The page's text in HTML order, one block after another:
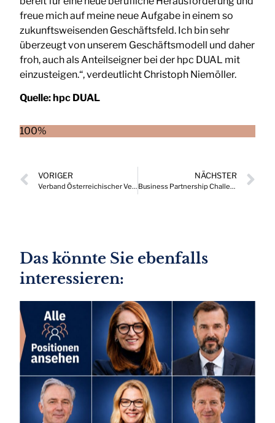
freue mich auf meine neue Aufgabe in einem so
zukunftsweisenden Geschäftsfeld. Ich bin sehr
überzeugt von unserem Geschäftsmodell und daher
froh, auch als Anteilseigner bei der hpc DUAL mit
einzusteigen.“, verdeutlicht Christoph Niemöller.
Quelle:hpc DUAL
100%
VORIGER
Verband Österreichischer Versicherungsmakler (VÖVM) erhält neuen Präsidenten
NÄCHSTER
Business Partnership Challenge 2024: Wirtschaft mit Wirkung
Das könnte Sie ebenfalls
interessieren: